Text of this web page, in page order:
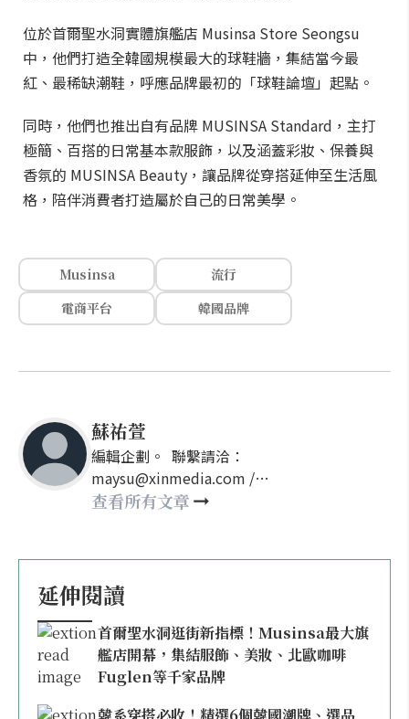
位於首爾聖水洞實體旗艦店 Musinsa Store Seongsu
中，他們打造全韓國規模最大的球鞋牆，集結當今最
紅、最稀缺潮鞋，呼應品牌最初的「球鞋論壇」起點。
同時，他們也推出自有品牌 MUSINSA Standard，主打
極簡、百搭的日常基本款服飾，以及涵蓋彩妝、保養與
香氛的 MUSINSA Beauty，讓品牌從穿搭延伸至生活風
格，陪伴消費者打造屬於自己的日常美學。
Musinsa
流行
電商平台
韓國品牌
蘇祐萱
編輯企劃。 聯繫請洽：
maysu@xinmedia.com /
may860527@gmail.com
查看所有文章
延伸閱讀
首爾聖水洞逛街新指標！Musinsa最大旗
艦店開幕，集結服飾、美妝、北歐咖啡
Fuglen等千家品牌